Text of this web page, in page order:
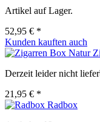
Artikel auf Lager.
52,95 € *
Kunden kauften auch
Derzeit leider nicht
21,95 € *
Radbox